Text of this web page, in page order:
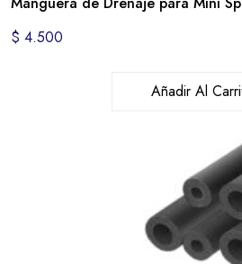
$ 4.500
Añadir Al